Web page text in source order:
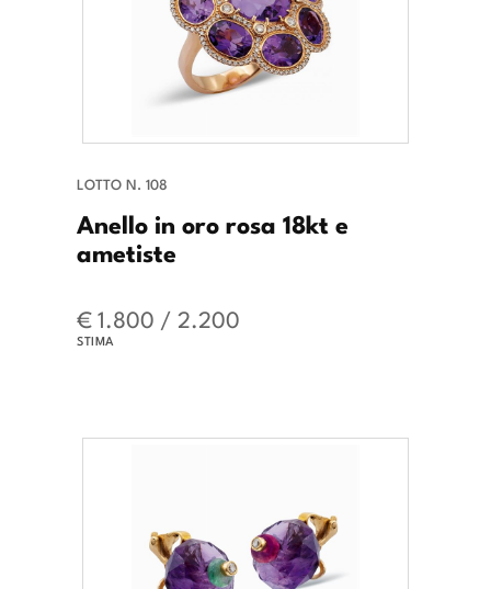
LOTTO N. 108
Anello in oro rosa 18kt e
ametiste
€ 1.800 / 2.200
STIMA